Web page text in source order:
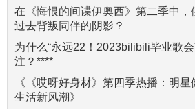
在《悔恨的间谍伊奥西》第二季中，
过去背叛同伴的阴影？
为什么“永远22！2023bilibili毕业歌
注？****
《《哎呀好身材》第四季热播：明
生活新风潮》